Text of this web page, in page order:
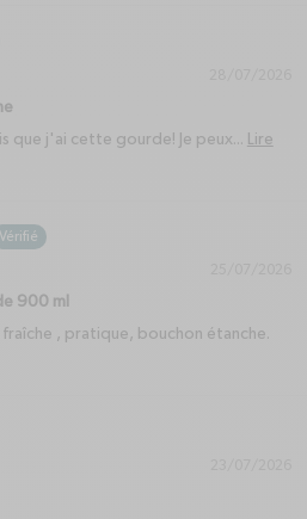
que j'ai cette gourde! Je peux...
Lire
900 ml
, pratique, bouchon étanche.